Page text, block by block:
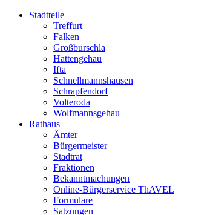
Stadtteile
Treffurt
Falken
Großburschla
Hattengehau
Ifta
Schnellmannshausen
Schrapfendorf
Volteroda
Wolfmannsgehau
Rathaus
Ämter
Bürgermeister
Stadtrat
Fraktionen
Bekanntmachungen
Online-Bürgerservice ThAVEL
Formulare
Satzungen